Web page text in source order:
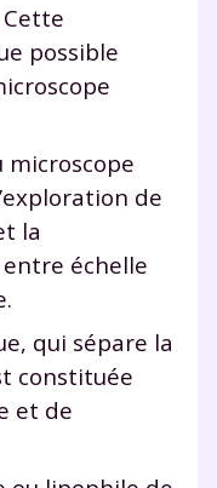
possible
microscope
de
la
échelle
qui sépare la
constituée
et de